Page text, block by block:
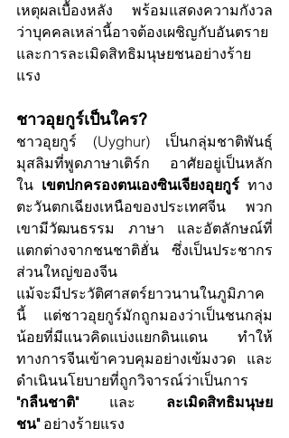
เหตุผลเบื้องหลัง พร้อมแสดงความกังวล
ว่าบุคคลเหล่านี้อาจต้องเผชิญกับอันตราย
และการละเมิดสิทธิมนุษยชนอย่างร้าย
แรง
ชาวอุยกูร์เป็นใคร?
ชาวอุยกูร์ (Uyghur) เป็นกลุ่มชาติพันธุ์
มุสลิมที่พูดภาษาเติร์ก อาศัยอยู่เป็นหลัก
ใน เขตปกครองตนเองซินเจียงอุยกูร์ ทาง
ตะวันตกเฉียงเหนือของประเทศจีน พวก
เขามีวัฒนธรรม ภาษา และอัตลักษณ์ที่
แตกต่างจากชนชาติฮั่น ซึ่งเป็นประชากร
ส่วนใหญ่ของจีน
แม้จะมีประวัติศาสตร์ยาวนานในภูมิภาค
นี้ แต่ชาวอุยกูร์มักถูกมองว่าเป็นชนกลุ่ม
น้อยที่มีแนวคิดแบ่งแยกดินแดน ทำให้
ทางการจีนเข้าควบคุมอย่างเข้มงวด และ
"กลืนชาติ" และ ละเมิดสิทธิมนุษย
ชน" อย่างร้ายแรง